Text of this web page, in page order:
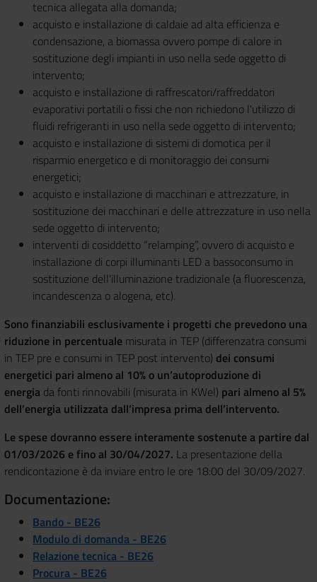
tecnica allegata alla domanda;
acquisto e installazione di caldaie ad alta efficienza e
condensazione, a biomassa ovvero pompe di calore in
sostituzione degli impianti in uso nella sede oggetto di
intervento;
acquisto e installazione di raffrescatori/raffreddatori
evaporativi portatili o fissi che non richiedono l'utilizzo di
fluidi refrigeranti in uso nella sede oggetto di intervento;
acquisto e installazione di sistemi di domotica per il
risparmio energetico e di monitoraggio dei consumi
energetici;
acquisto e installazione di macchinari e attrezzature, in
sostituzione dei macchinari e delle attrezzature in uso nella
sede oggetto di intervento;
interventi di cosiddetto “relamping”, ovvero di acquisto e
installazione di corpi illuminanti LED a bassoconsumo in
sostituzione dell'illuminazione tradizionale (a fluorescenza,
incandescenza o alogena, etc).
Sono finanziabili esclusivamente i progetti che prevedono una
riduzione in percentuale misurata in TEP (differenzatra consumi
in TEP pre e consumi in TEP post intervento) dei consumi
energetici pari almeno al 10% o un’autoproduzione di
energia da fonti rinnovabili (misurata in KWel) pari almeno al 5%
dell’energia utilizzata dall’impresa prima dell’intervento.
Le spese dovranno essere interamente sostenute a partire dal
01/03/2026 e fino al 30/04/2027. La presentazione della
rendicontazione è da inviare entro le ore 18:00 del 30/09/2027.
Documentazione:
Bando - BE26
Modulo di domanda - BE26
Relazione tecnica - BE26
Procura - BE26